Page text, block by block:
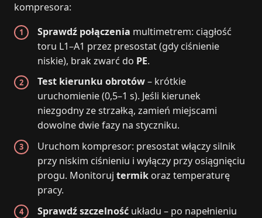
kompresora:
Sprawdź połączenia multimetrem: ciągłość
toru L1–A1 przez presostat (gdy ciśnienie
niskie), brak zwarć do PE.
Test kierunku obrotów– krótkie
uruchomienie (0,5–1 s). Jeśli kierunek
niezgodny ze strzałką, zamień miejscami
dowolne dwie fazy na styczniku.
Uruchom kompresor: presostat włączy silnik
przy niskim ciśnieniu i wyłączy przy osiągnięciu
progu. Monitorujtermik oraz temperaturę
pracy.
Sprawdź szczelność układu – po napełnieniu